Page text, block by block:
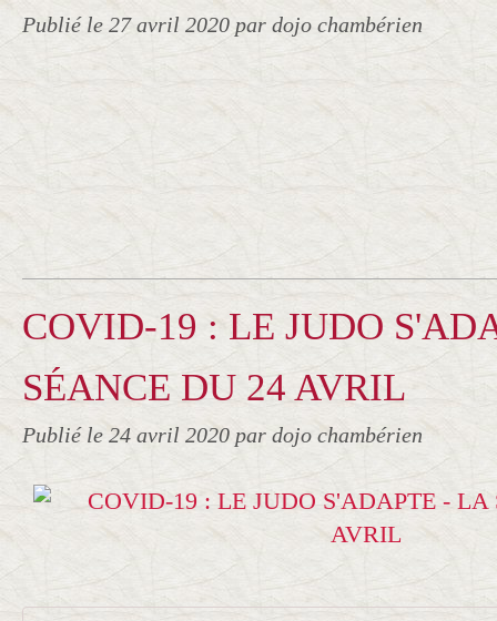
Publié le 27 avril 2020 par dojo chambérien
COVID-19 : LE JUDO
SÉANCE DU 24 AVRIL
Publié le 24 avril 2020 par dojo chambérien